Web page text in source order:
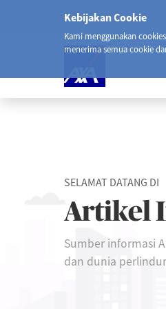
Kebijakan Cookie
Kami menggunakan
menerima semua cookie
SELAMAT DATANG DI
Artikel
Sumber informasi
dan dunia